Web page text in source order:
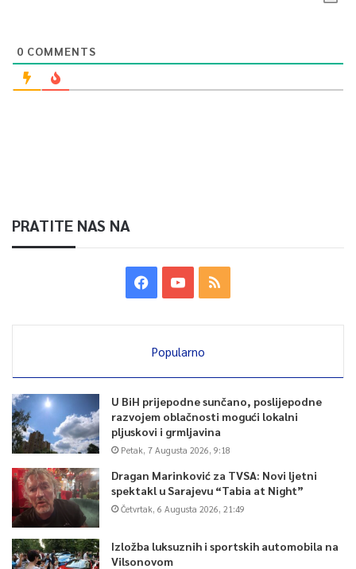
0 COMMENTS
PRATITE NAS NA
Popularno
U BiH prijepodne sunčano, poslijepodne
razvojem oblačnosti mogući lokalni
pljuskovi i grmljavina
Petak, 7 Augusta 2026, 9:18
Dragan Marinković za TVSA: Novi ljetni
spektakl u Sarajevu “Tabia at Night”
Četvrtak, 6 Augusta 2026, 21:49
Izložba luksuznih i sportskih automobila na
Vilsonovom